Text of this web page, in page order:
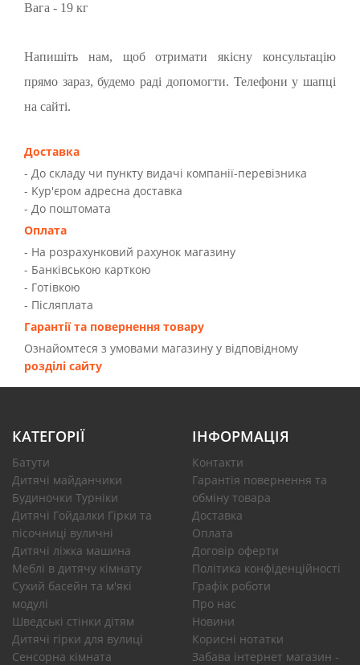
Вага - 19 кг
Напишіть нам, щоб отримати якісну консультацію
прямо зараз, будемо раді допомогти. Телефони у шапці
на сайті.
Доставка
- До складу чи пункту видачі компанії-перевізника
- Kур'єром адресна доставка
- До поштомата
Оплата
- На розрахунковий рахунок магазину
- Банківською карткою
- Готівкою
- Післяплата
Гарантії та повернення товару
Ознайомтеся з умовами магазину у відповідному
розділі сайту
КАТЕГОРІЇ
Батути
Дитячі майданчики
Будиночки Турніки
Дитячі Гойдалки Гірки та
пісочниці вуличні
Дитячі ліжка машина
Меблі в дитячу кімнату
Сухий басейн та м'які
модулі
Шведські стінки дітям
Дитячі гірки для вулиці
Сенсорна кімната
ІНФОРМАЦІЯ
Контакти
Гарантія повернення та
обміну товара
Доставка
Оплата
Договір оферти
Політика конфіденційності
Графік роботи
Про нас
Новини
Корисні нотатки
Забава інтернет магазин -